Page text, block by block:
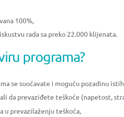
100%,
rada sa preko 22.000 klijenata.
programa?
se suočavate i moguću pozadinu
da prevaziđete teškoće (napetost,
u prevazilaženju teškoća,